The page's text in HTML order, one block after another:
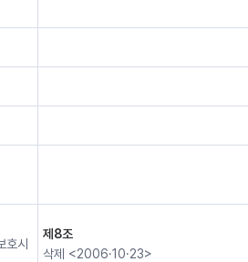
호시
제8조
삭제 <2006·10·23>